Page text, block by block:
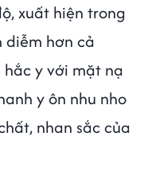
xuất hiện trong
diễm hơn cả
y với mặt nạ
y ôn nhu nho
nhan sắc của